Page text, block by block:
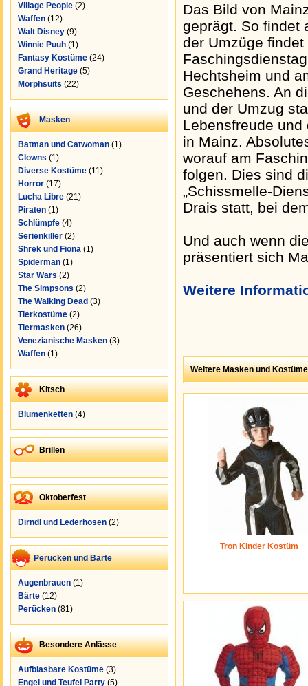
Village People (2)
Waffen (12)
Walt Disney (9)
Winnie Puuh (1)
Fantasy Kostüme (24)
Grand Heritage (5)
Morphsuits (22)
Masken
Batman und Catwoman (1)
Clowns (1)
Diverse Kostüme (11)
Horror (17)
Lucha Libre (21)
Piraten (1)
Schlümpfe (4)
Serienkiller (2)
Shrek und Fiona (1)
Spiderman (1)
Star Wars (2)
The Simpsons (2)
The Walking Dead (3)
Tierkostüme (2)
Tiermasken (26)
Venezianische Masken (3)
Waffen (1)
Kitsch
Blumenketten (4)
Brillen
Oktoberfest
Dirndl und Lederhosen (2)
Perücken und Bärte
Augenbrauen (1)
Bärte (12)
Perücken (81)
Besondere Anlässe
Aufblasbare Kostüme (3)
Engel und Teufel Party (5)
Das Bild von
geprägt. So findet
der Umzüge
Hechtsheim und
Geschehens. An
und der Umzug
Lebensfreude
in Mainz.
worauf am
folgen. Dies sind
„Schissmelle-
Drais statt, bei
Und auch wenn
präsentiert sich
Weitere
Weitere Masken und
Tron Kinder Kostüm